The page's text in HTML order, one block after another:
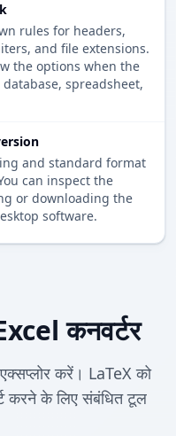
rules for headers,
and file extensions.
the options when the
spreadsheet,
and standard format
can inspect the
or downloading the
software.
कनवर्टर
करें। LaTeX को
करने के लिए संबंधित टूल